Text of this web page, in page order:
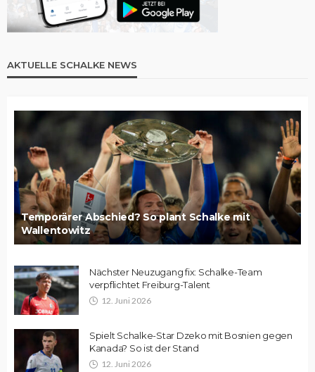
AKTUELLE SCHALKE NEWS
Temporärer Abschied? So plant Schalke mit
Wallentowitz
Nächster Neuzugang fix: Schalke-Team
verpflichtet Freiburg-Talent
12. Juni 2026
Spielt Schalke-Star Dzeko mit Bosnien gegen
Kanada? So ist der Stand
12. Juni 2026